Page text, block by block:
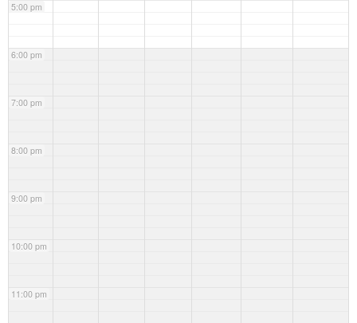
5:00 pm
6:00 pm
7:00 pm
8:00 pm
9:00 pm
10:00 pm
11:00 pm